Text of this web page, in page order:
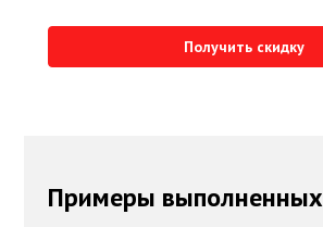
Получить скидку
Примеры